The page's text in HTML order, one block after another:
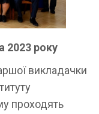
2023 року
викладачки
проходять